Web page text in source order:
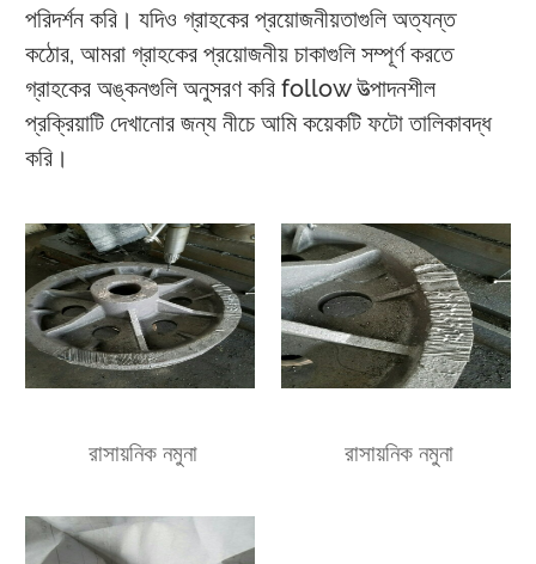
পরিদর্শন করি। যদিও গ্রাহকের প্রয়োজনীয়তাগুলি অত্যন্ত
কঠোর, আমরা গ্রাহকের প্রয়োজনীয় চাকাগুলি সম্পূর্ণ করতে
গ্রাহকের অঙ্কনগুলি অনুসরণ করি follow উত্পাদনশীল
প্রক্রিয়াটি দেখানোর জন্য নীচে আমি কয়েকটি ফটো তালিকাবদ্ধ
করি।
রাসায়নিক নমুনা রাসায়নিক নমুনা